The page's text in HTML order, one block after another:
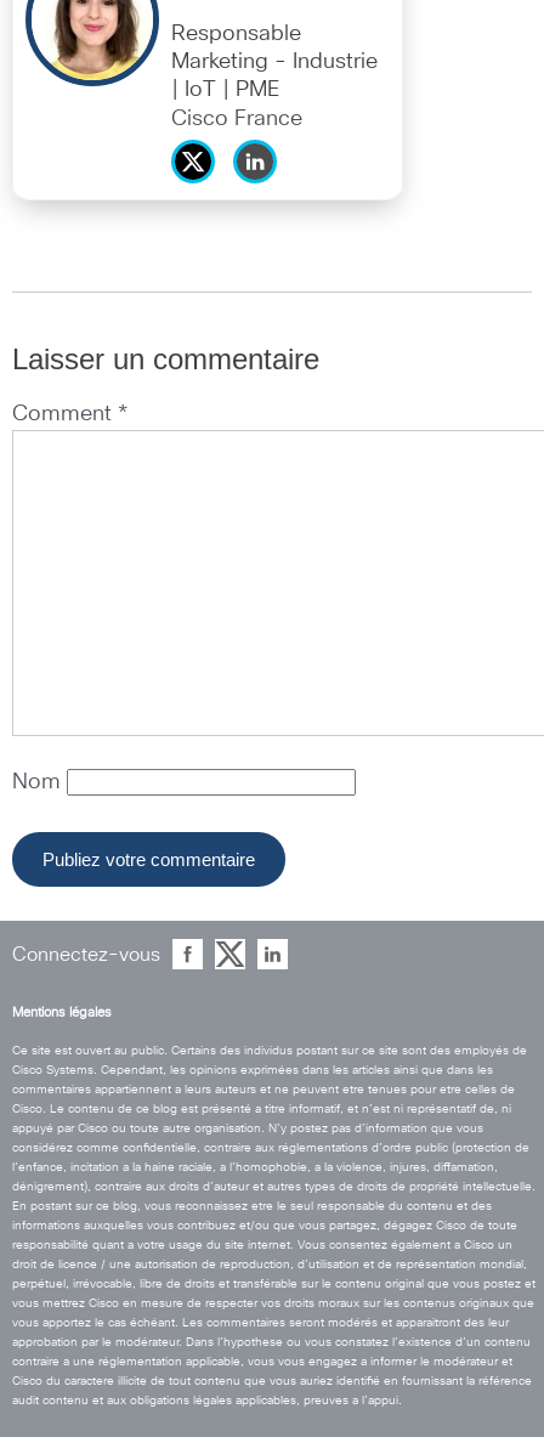
Responsable
Marketing - Industrie
| IoT | PME
Cisco France
Laisser un commentaire
Comment *
Nom
Connectez-vous
Mentions légales
Ce site est ouvert au public. Certains des individus postant sur ce site sont des employés de
Cisco Systems. Cependant, les opinions exprimées dans les articles ainsi que dans les
commentaires appartiennent a leurs auteurs et ne peuvent etre tenues pour etre celles de
Cisco. Le contenu de ce blog est présenté a titre informatif, et n’est ni représentatif de, ni
appuyé par Cisco ou toute autre organisation. N’y postez pas d’information que vous
considérez comme confidentielle, contraire aux réglementations d’ordre public (protection de
l’enfance, incitation a la haine raciale, a l’homophobie, a la violence, injures, diffamation,
dénigrement), contraire aux droits d’auteur et autres types de droits de propriété intellectuelle.
En postant sur ce blog, vous reconnaissez etre le seul responsable du contenu et des
informations auxquelles vous contribuez et/ou que vous partagez, dégagez Cisco de toute
responsabilité quant a votre usage du site internet. Vous consentez également a Cisco un
droit de licence / une autorisation de reproduction, d’utilisation et de représentation mondial,
perpétuel, irrévocable, libre de droits et transférable sur le contenu original que vous postez et
vous mettrez Cisco en mesure de respecter vos droits moraux sur les contenus originaux que
vous apportez le cas échéant. Les commentaires seront modérés et apparaitront des leur
approbation par le modérateur. Dans l’hypothese ou vous constatez l’existence d’un contenu
contraire a une réglementation applicable, vous vous engagez a informer le modérateur et
Cisco du caractere illicite de tout contenu que vous auriez identifié en fournissant la référence
audit contenu et aux obligations légales applicables, preuves a l’appui.